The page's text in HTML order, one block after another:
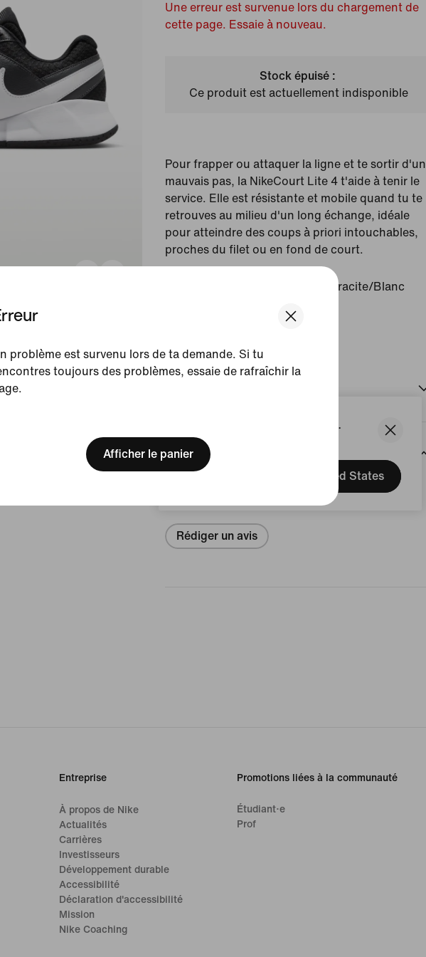
We think you are in United States.
Update your location?
United States
problème est survenu lors de ta demande. Si tu
toujours des problèmes, essaie de rafraîchir la
Afficher le panier
Une erreur est survenue lors du chargement de
cette page. Essaie à nouveau.
Stock épuisé :
Ce produit est actuellement indisponible
Pour frapper ou attaquer la ligne et te sortir d'un
mauvais pas, la NikeCourt Lite 4 t'aide à tenir le
service. Elle est résistante et mobile quand tu te
retrouves au milieu d'un long échange, idéale
pour atteindre des coups à priori intouchables,
proches du filet ou en fond de court.
Noir/Anthracite/Blanc
Afficher les détails du produit
Avis (erreur)
Rédiger un avis
Entreprise
À propos de Nike
Actualités
Carrières
Investisseurs
Développement durable
Accessibilité
Déclaration d'accessibilité
Mission
Nike Coaching
Promotions liées à la communauté
Étudiant·e
Prof